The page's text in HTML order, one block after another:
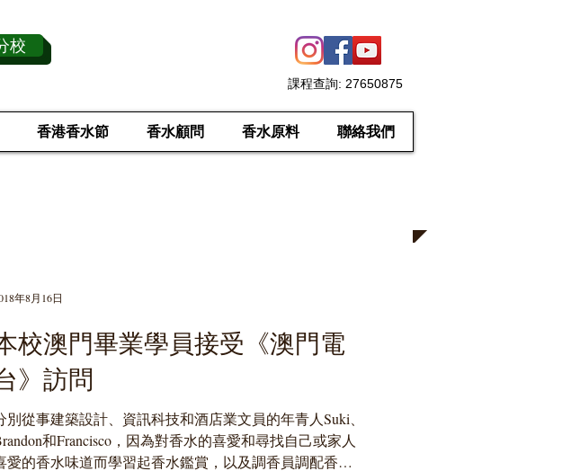
校
課程查詢: 27650875
香港香水節 香水顧問 香水原料 聯絡我們
校澳門畢業學員接受《澳門電
》訪問
別從事建築設計、資訊科技和酒店業文員的年青人Suki、
和Francisco，因為對香水的喜愛和尋找自己或家人
愛的香水味道而學習起香水鑑賞，以及調香員調配香水
年8月16日